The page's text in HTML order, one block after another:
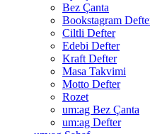
Bez Çanta
Bookstagram
Ciltli Defter
Edebi Defter
Kraft Defter
Masa Takvimi
Motto Defter
Rozet
um:ag Bez Çanta
um:ag Defter